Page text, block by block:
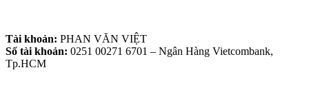
Tài khoản: PHAN VĂN VIỆT
Số tài khoản: 0251 00271 6701 – Ngân Hàng Vietcombank,
Tp.HCM